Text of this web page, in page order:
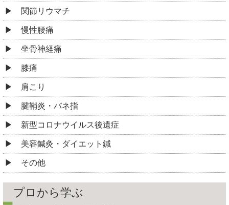
関節リウマチ
慢性腰痛
坐骨神経痛
膝痛
肩こり
腱鞘炎・バネ指
新型コロナウイルス後遺症
美容鍼灸・ダイエット鍼
その他
プロから学ぶ